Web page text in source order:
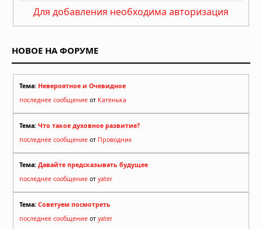
Для добавления необходима авторизация
НОВОЕ НА ФОРУМЕ
Тема: Невероятное и Очевидное
последнее сообщение от Катенька
Тема: Что такое духовное развитие?
последнее сообщение от Проводник
Тема: Давайте предсказывать будущее
последнее сообщение от yater
Тема: Советуем посмотреть
последнее сообщение от yater